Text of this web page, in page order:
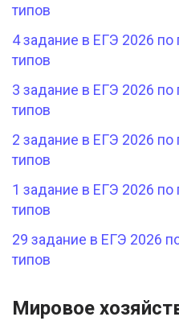
типов
4 задание в ЕГЭ 2026 по
типов
3 задание в ЕГЭ 2026 по
типов
2 задание в ЕГЭ 2026 по
типов
1 задание в ЕГЭ 2026 по
типов
29 задание в ЕГЭ 2026
типов
Мировое